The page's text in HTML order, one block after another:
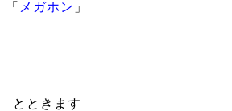
「 メガホン 」
とときます